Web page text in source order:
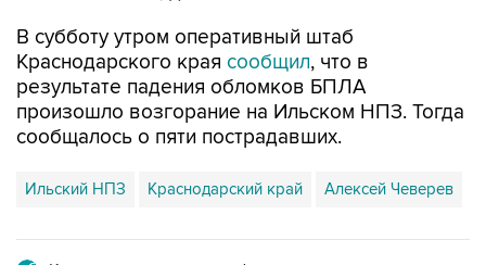
В субботу утром оперативный штаб
Краснодарского края сообщил, что в
результате падения обломков БПЛА
произошло возгорание на Ильском НПЗ. Тогда
сообщалось о пяти пострадавших.
Ильский НПЗ Краснодарский край Алексей Чеверев